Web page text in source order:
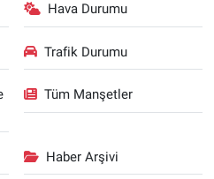
Hava Durumu
Trafik Durumu
Tüm Manşetler
Haber Arşivi